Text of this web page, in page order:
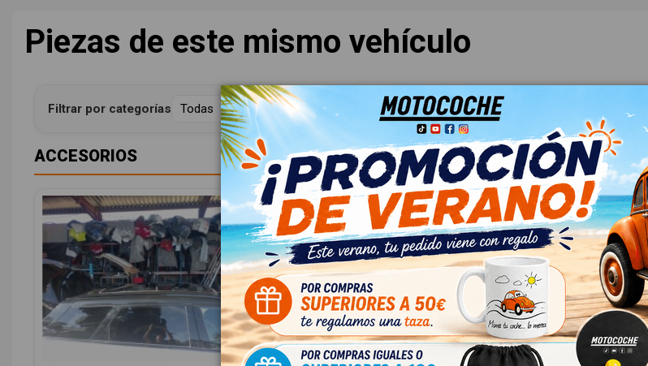
Piezas de este mismo vehículo
Filtrar por categorías
ACCESORIOS